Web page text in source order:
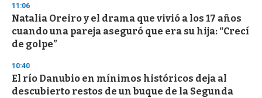
11:06
Natalia Oreiro y el drama que vivió a los 17 años
cuando una pareja aseguró que era su hija: “Crecí
de golpe”
10:40
El río Danubio en mínimos históricos deja al
descubierto restos de un buque de la Segunda